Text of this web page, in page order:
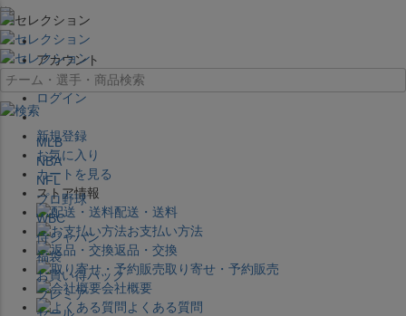
×
アカウント
ログイン
新規登録
お気に入り
カートを見る
ストア情報
配送・送料
お支払い方法
返品・交換
取り寄せ・予約販売
会社概要
よくある質問
MLB
NBA
NFL
プロ野球
WBC
侍ジャパン
福袋
お買い得パック
プレミア